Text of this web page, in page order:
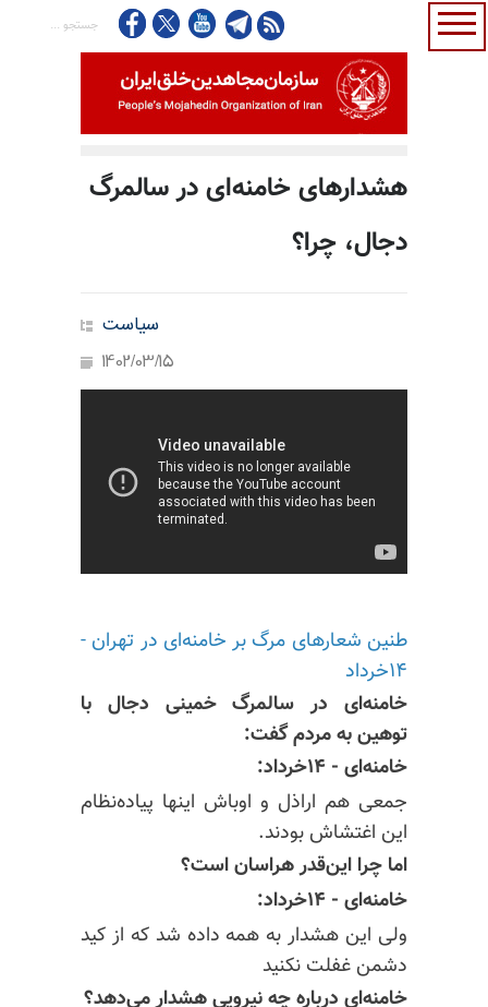
هشدارهای خامنه‌ای در سالمرگ
دجال، چرا؟
سیاست
1402/03/15
طنین شعارهای مرگ بر خامنه‌ای در تهران -
۱۴خرداد
خامنه‌ای در سالمرگ خمینی دجال با
توهین به مردم گفت:
خامنه‌ای - ۱۴خرداد:
جمعی هم اراذل و اوباش اینها پیاده‌نظام
این اغتشاش بودند.
اما چرا این‌قدر هراسان است؟
خامنه‌ای - ۱۴خرداد:
ولی این هشدار به همه داده شد که از کید
دشمن غفلت نکنید
خامنه‌ای درباره چه نیرویی هشدار می‌دهد؟